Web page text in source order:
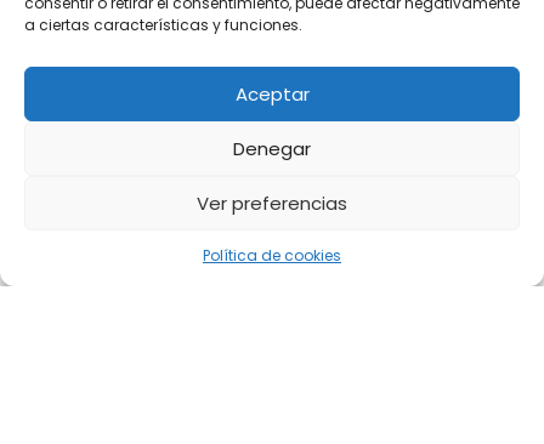
a ciertas características y funciones.
Aceptar
Denegar
Ver preferencias
Política de cookies